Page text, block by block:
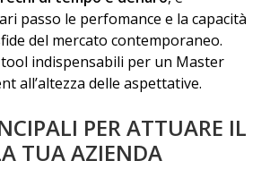
passo le perfomance e la capacità
del mercato contemporaneo.
indispensabili per un Master
all’altezza delle aspettative.
PER ATTUARE IL
TUA AZIENDA